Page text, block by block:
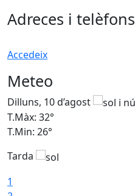
Adreces i telèfons
Accedeix
Meteo
Dilluns, 10 d’agost
T.Màx: 32°
T.Min: 26°
Tarda
1